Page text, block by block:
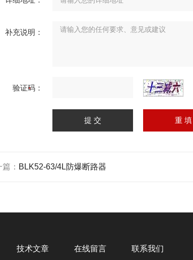
补充说明：
验证码：
篇： BLK52-63/4L防爆断路器
技术文章 在线留言 联系我们